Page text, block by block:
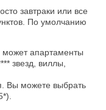
завтраки или все
По умолчанию
может апартаменты
звезд, виллы,
Вы можете выбрать